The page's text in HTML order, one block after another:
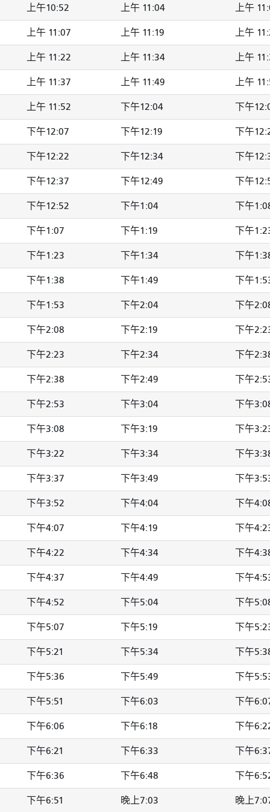
上午10:52 上午 11:04 上午
上午 11:07 上午 11:19 上午
上午 11:22 上午 11:34 上午
上午 11:37 上午 11:49 上午
上午 11:52 下午12:04 下午
下午12:07 下午12:19 下午
下午12:22 下午12:34 下午
下午12:37 下午12:49 下午
下午12:52 下午1:04 下午
下午1:07 下午1:19 下午
下午1:23 下午1:34 下午
下午1:38 下午1:49 下午
下午1:53 下午2:04 下午
下午2:08 下午2:19 下午
下午2:23 下午2:34 下午
下午2:38 下午2:49 下午
下午2:53 下午3:04 下午
下午3:08 下午3:19 下午
下午3:22 下午3:34 下午
下午3:37 下午3:49 下午
下午3:52 下午4:04 下午
下午4:07 下午4:19 下午
下午4:22 下午4:34 下午
下午4:37 下午4:49 下午
下午4:52 下午5:04 下午
下午5:07 下午5:19 下午
下午5:21 下午5:34 下午
下午5:36 下午5:49 下午
下午5:51 下午6:03 下午
下午6:06 下午6:18 下午
下午6:21 下午6:33 下午
下午6:36 下午6:48 下午
下午6:51 晚上7:03 晚上